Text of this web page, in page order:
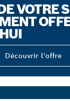
VOTRE
Découvrir l'offre